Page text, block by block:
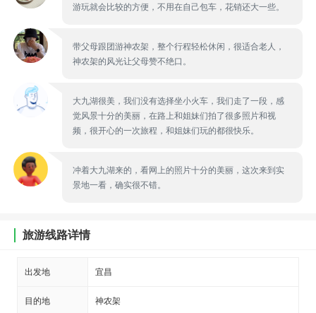
游玩就会比较的方便，不用在自己包车，花销还大一些。
带父母跟团游神农架，整个行程轻松休闲，很适合老人，
神农架的风光让父母赞不绝口。
大九湖很美，我们没有选择坐小火车，我们走了一段，感
觉风景十分的美丽，在路上和姐妹们拍了很多照片和视
频，很开心的一次旅程，和姐妹们玩的都很快乐。
冲着大九湖来的，看网上的照片十分的美丽，这次来到实
景地一看，确实很不错。
旅游线路详情
出发地 宜昌
目的地 神农架